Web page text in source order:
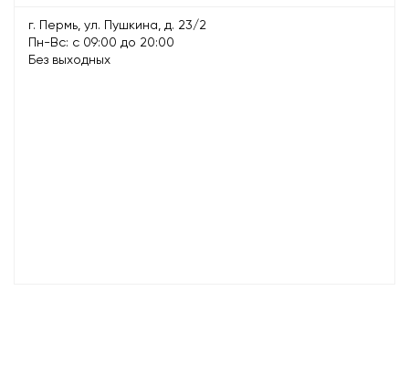
г. Пермь, ул. Пушкина, д. 23/2
Пн-Вс: с 09:00 до 20:00
Без выходных